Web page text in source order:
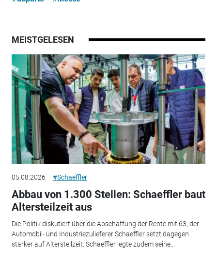
MEISTGELESEN
05.08.2026 #Schaeffler
Abbau von 1.300 Stellen: Schaeffler baut
Altersteilzeit aus
Die Politik diskutiert über die Abschaffung der Rente mit 63, der
Automobil- und Industriezulieferer Schaeffler setzt dagegen
stärker auf Altersteilzeit. Schaeffler legte zudem seine...